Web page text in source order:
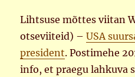
Lihtsuse mõttes viitan
otseviiteid) –USA
president. Postimehe
info, et praegu lahkuva